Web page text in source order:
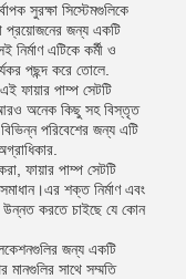
সুরক্ষা সিস্টেমগুলিকে
প্রয়োজনের জন্য একটি
এটিকে কর্মী ও
পছন্দ করে তোলে.
ফায়ার পাম্প সেটটি
আরও অনেক কিছু সহ বিস্তৃত
পরিবেশের জন্য এটি
ফায়ার পাম্প সেটটি
শক্ত নির্মাণ এবং
উন্নত করতে চাইছে যে কোন
জন্য একটি
মানগুলির সাথে সম্মতি